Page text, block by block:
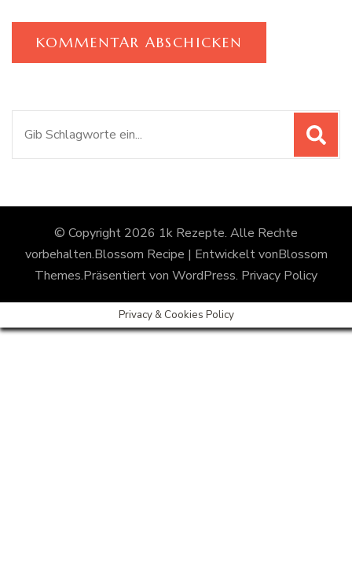
© Copyright 2026 1k Rezepte. Alle Rechte
vorbehalten.Blossom Recipe | Entwickelt vonBlossom
Themes.Präsentiert von WordPress. Privacy Policy
Privacy & Cookies Policy